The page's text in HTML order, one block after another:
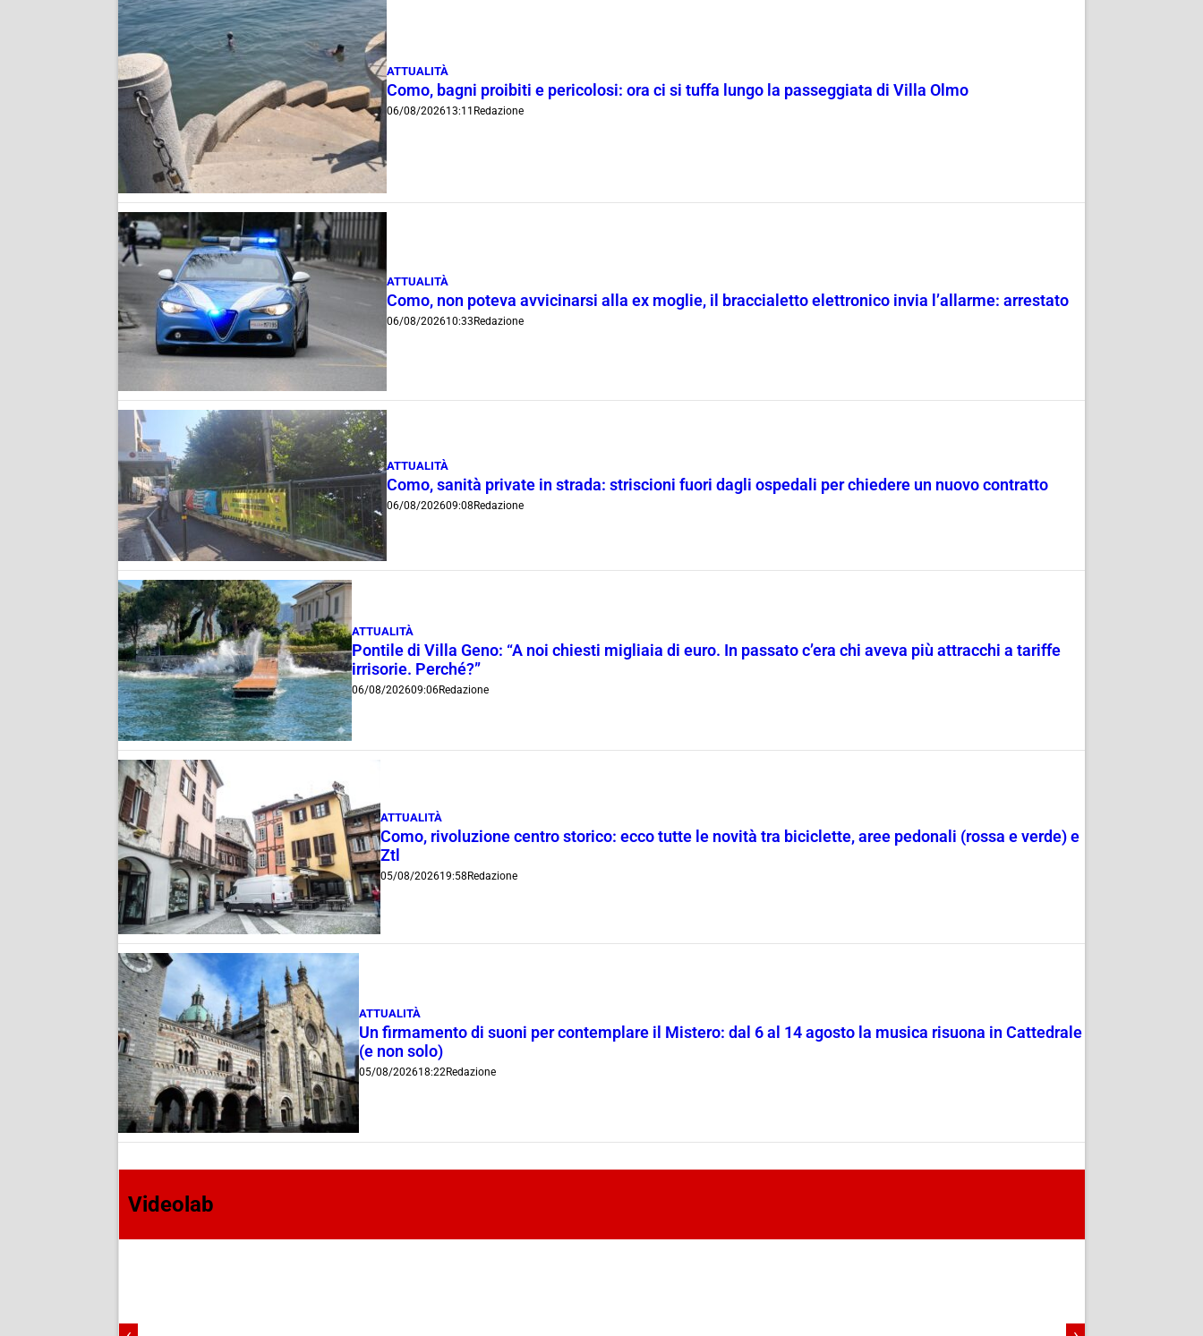
ATTUALITÀ
Como, bagni proibiti e pericolosi: ora ci si tuffa lungo la passeggiata di Villa Olmo
06/08/202613:11 Redazione
ATTUALITÀ
Como, non poteva avvicinarsi alla ex moglie, il braccialetto elettronico invia l’allarme: arrestato
06/08/202610:33 Redazione
ATTUALITÀ
Como, sanità private in strada: striscioni fuori dagli ospedali per chiedere un nuovo contratto
06/08/202609:08 Redazione
ATTUALITÀ
Pontile di Villa Geno: “A noi chiesti migliaia di euro. In passato c’era chi aveva più attracchi a tariffe
irrisorie. Perché?”
06/08/202609:06Redazione
ATTUALITÀ
Como, rivoluzione centro storico: ecco tutte le novità tra biciclette, aree pedonali (rossa e verde) e
Ztl
05/08/202619:58 Redazione
ATTUALITÀ
Un firmamento di suoni per contemplare il Mistero: dal 6 al 14 agosto la musica risuona in Cattedrale
(e non solo)
05/08/202618:22Redazione
Videolab